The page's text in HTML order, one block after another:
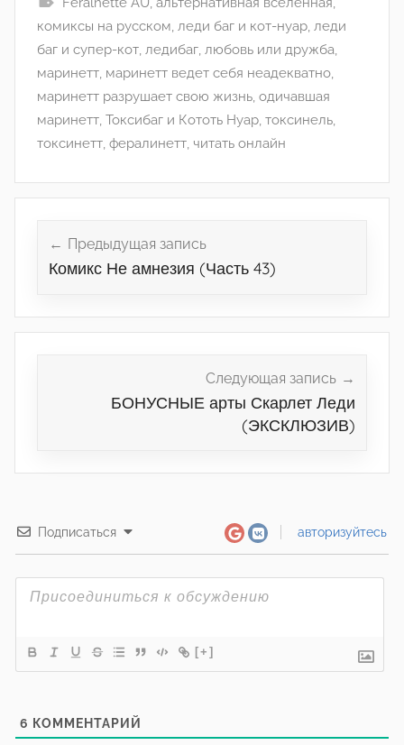
комиксы на русском, леди баг и кот-нуар, леди
баг и супер-кот, ледибаг, любовь или дружба,
маринетт, маринетт ведет себя неадекватно,
маринетт разрушает свою жизнь, одичавшая
маринетт, Токсибаг и Кототь Нуар, токсинель,
токсинетт, фералинетт, читать онлайн
записям
Предыдущая запись
Комикс Не амнезия (Часть 43)
Следующая запись
БОНУСНЫЕ арты Скарлет Леди
(ЭКСКЛЮЗИВ)
Подписаться авторизуйтесь
[+]
6 КОММЕНТАРИЙ